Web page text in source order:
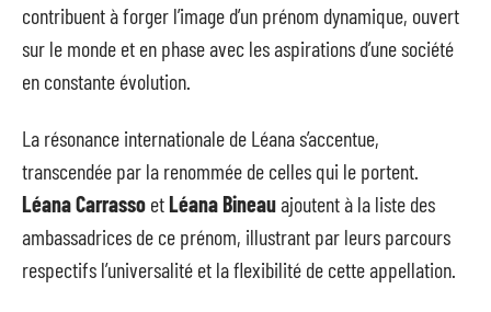
contribuent à forger l’image d’un prénom dynamique, ouvert
sur le monde et en phase avec les aspirations d’une société
en constante évolution.
La résonance internationale de Léana s’accentue,
transcendée par la renommée de celles qui le portent.
Léana Carrasso etLéana Bineauajoutent à la liste des
ambassadrices de ce prénom, illustrant par leurs parcours
respectifs l’universalité et la flexibilité de cette appellation.